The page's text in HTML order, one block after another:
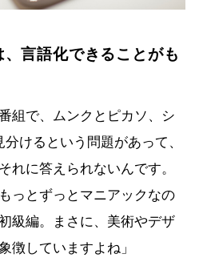
言語化できることがも
組で、ムンクとピカソ、シ
けるという問題があって、
れに答えられないんです。
っとずっとマニアックなの
級編。まさに、美術やデザ
徴していますよね」